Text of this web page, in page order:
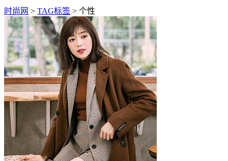
时尚网 > TAG标签 > 个性